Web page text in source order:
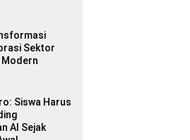
Sektor
Modern
Siswa Harus
AI Sejak